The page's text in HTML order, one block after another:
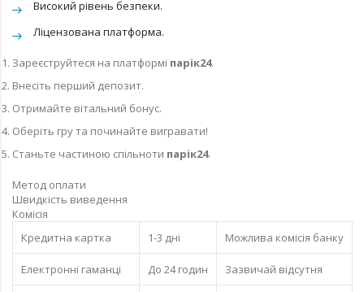
Високий рівень безпеки.
Ліцензована платформа.
Зареєструйтеся на платформі парік24.
Внесіть перший депозит.
Отримайте вітальний бонус.
Оберіть гру та починайте вигравати!
Станьте частиною спільноти парік24.
Метод оплати
Швидкість виведення
Комісія
Кредитна картка
1-3 дні Можлива комісія банку
Електронні гаманці До 24 годин Зазвичай відсутня